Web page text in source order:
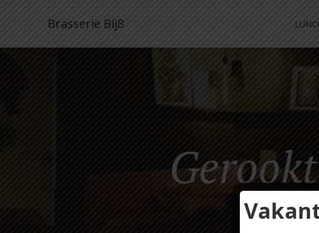
Brasserie Bij8